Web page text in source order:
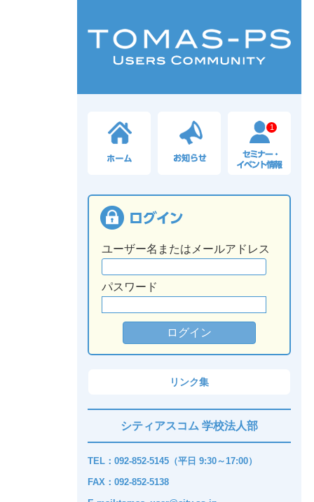
1
ユーザー名またはメールアドレス
パスワード
リンク集
シティアスコム 学校法人部
TEL：092-852-5145（平日 9:30～17:00）
FAX：092-852-5138